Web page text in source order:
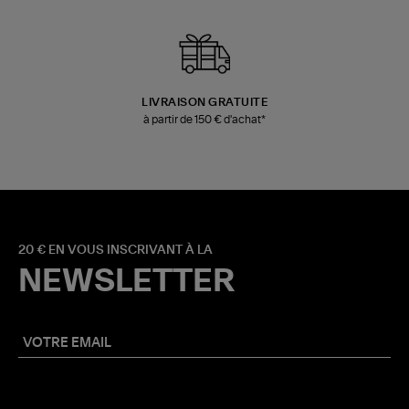
LIVRAISON GRATUITE
à partir de 150 € d'achat*
20 € EN VOUS INSCRIVANT À LA
NEWSLETTER